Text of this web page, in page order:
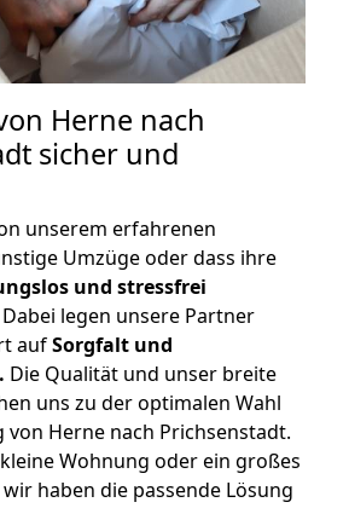
Herne nach
sicher und
unserem erfahrenen
Umzüge oder dass ihre
und stressfrei
legen unsere Partner
aufSorgfalt und
Die Qualität und unser breite
uns zu der optimalen Wahl
Herne nach Prichsenstadt.
Wohnung oder ein großes
haben die passende Lösung